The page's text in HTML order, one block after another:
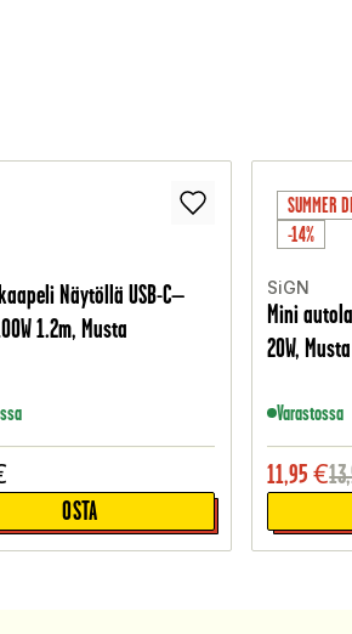
Näytöllä USB-C–
1.2m, Musta
OSTA
SUMMER
-14%
SiGN
Mini
20W, Musta
Varastossa
11,95 €